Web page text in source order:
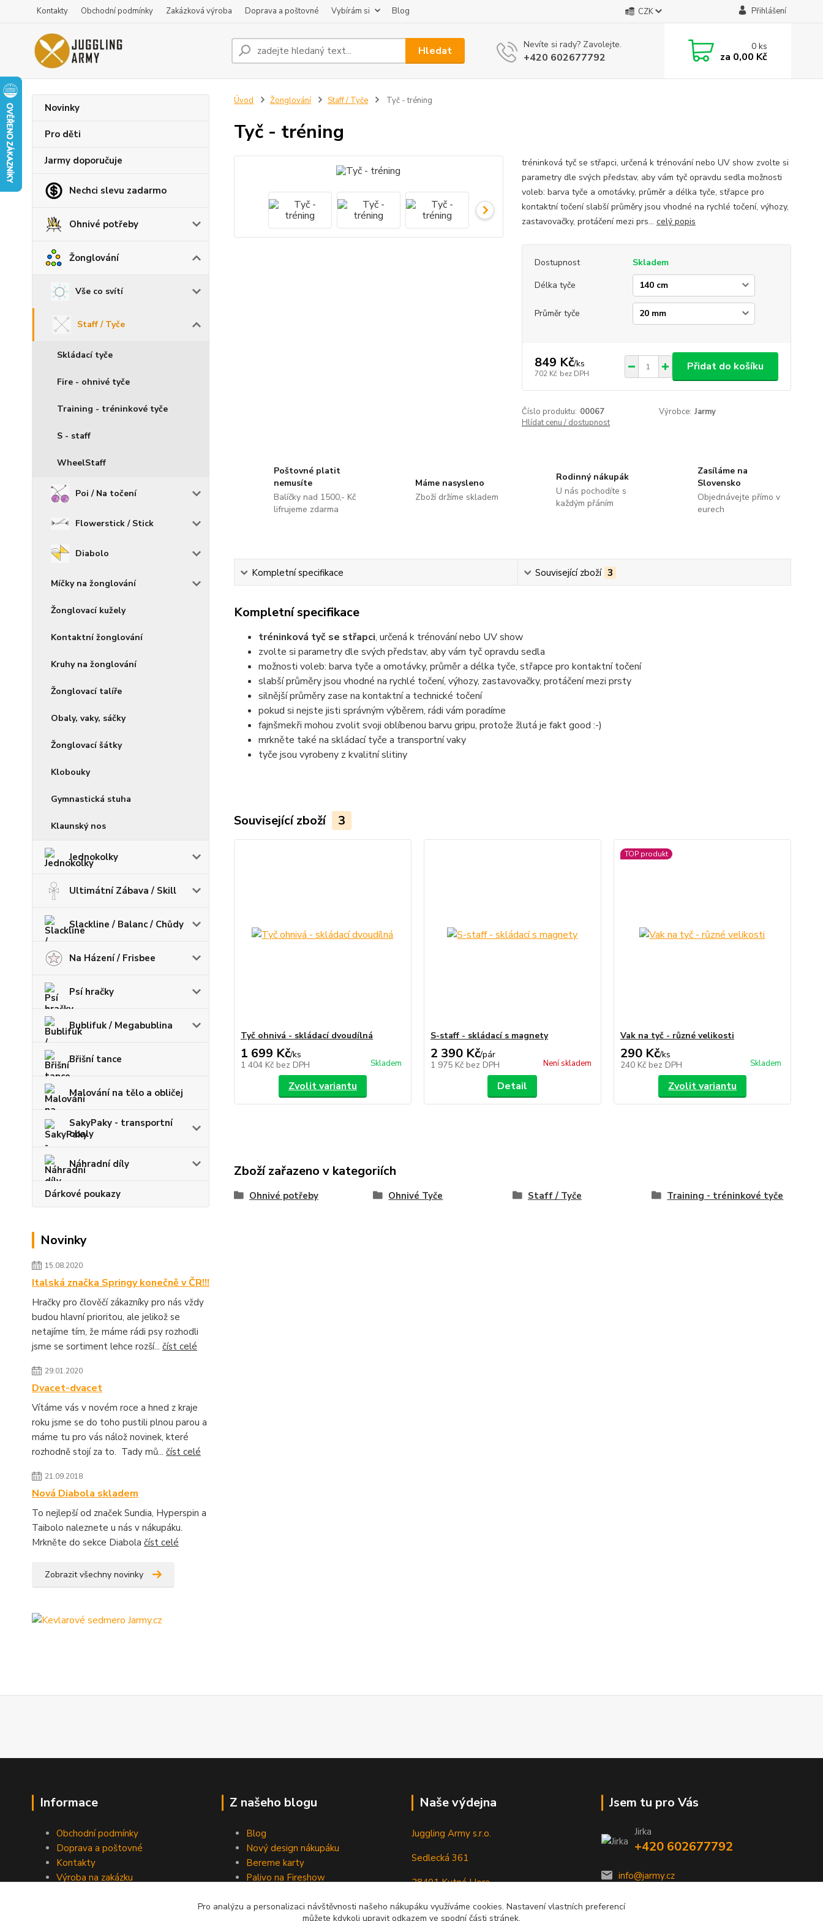
Kontakty Obchodní podmínky Zakázková výroba Doprava a poštovné Vybírám si Blog CZK Přihlášení
Hledat Nevíte si rady? Zavolejte.
+420 602677792
0ks
za 0,00 Kč
Novinky
Pro děti
Jarmy doporučuje
Nechci slevu zadarmo
Ohnivé potřeby
Žonglování
Vše co svítí
Staff / Tyče
Skládací tyče
Fire - ohnivé tyče
Training - tréninkové tyče
S - staff
WheelStaff
Poi / Na točení
Flowerstick / Stick
Diabolo
Míčky na žonglování
Žonglovací kužely
Kontaktní žonglování
Kruhy na žonglování
Žonglovací talíře
Obaly, vaky, sáčky
Žonglovací šátky
Klobouky
Gymnastická stuha
Klaunský nos
Jednokolky
Ultimátní Zábava / Skill
Slackline / Balanc / Chůdy
Na Házení / Frisbee
Psí hračky
Bublifuk / Megabublina
Břišní tance
Malování na tělo a obličej
SakyPaky - transportní
obaly
Náhradní díly
Dárkové poukazy
Novinky
15.08.2020
Italská značka Springy konečně v ČR!!!
Hračky pro člověčí zákazníky pro nás vždy
budou hlavní prioritou, ale jelikož se
netajíme tím, že máme rádi psy rozhodli
jsme se sortiment lehce rozší... číst celé
29.01.2020
Dvacet-dvacet
Vítáme vás v novém roce a hned z kraje
roku jsme se do toho pustili plnou parou a
máme tu pro vás nálož novinek, které
rozhodně stojí za to. Tady mů... číst celé
21.09.2018
Nová Diabola skladem
To nejlepší od značek Sundia, Hyperspin a
Taibolo naleznete u nás v nákupáku.
Mrkněte do sekce Diabola číst celé
Zobrazit všechny novinky
Úvod Žonglování Staff / Tyče Tyč - tréning
Tyč - tréning
tréninková tyč se střapci, určená k trénování nebo UV show zvolte si
parametry dle svých představ, aby vám tyč opravdu sedla možnosti
voleb: barva tyče a omotávky, průměr a délka tyče, střapce pro
kontaktní točení slabší průměry jsou vhodné na rychlé točení, výhozy,
zastavovačky, protáčení mezi prs... celý popis
Dostupnost
Skladem
Délka tyče
Průměr tyče
849 Kč/ks
702 Kč bez DPH
Přidat do košíku
Číslo produktu: 00067 Výrobce: Jarmy
Hlídat cenu / dostupnost
Poštovné platit
nemusíte
Balíčky nad 1500,- Kč
lifrujeme zdarma
Máme nasysleno
Zboží držíme skladem
Rodinný nákupák
U nás pochodíte s
každým přáním
Zasíláme na
Slovensko
Objednávejte přímo v
eurech
Kompletní specifikace Související zboží 3
Kompletní specifikace
tréninková tyč se střapci, určená k trénování nebo UV show
zvolte si parametry dle svých představ, aby vám tyč opravdu sedla
možnosti voleb: barva tyče a omotávky, průměr a délka tyče, střapce pro kontaktní točení
slabší průměry jsou vhodné na rychlé točení, výhozy, zastavovačky, protáčení mezi prsty
silnější průměry zase na kontaktní a technické točení
pokud si nejste jisti správným výběrem, rádi vám poradíme
fajnšmekři mohou zvolit svoji oblíbenou barvu gripu, protože žlutá je fakt good :-)
mrkněte také na skládací tyče a transportní vaky
tyče jsou vyrobeny z kvalitní slitiny
Související zboží 3
Tyč ohnivá - skládací dvoudílná
1 699 Kč/ks
1 404 Kč bez DPH Skladem
Zvolit variantu
S-staff - skládací s magnety
2 390 Kč/pár
1 975 Kč bez DPH Není skladem
Detail
TOP produkt
Vak na tyč - různé velikosti
290 Kč/ks
240 Kč bez DPH Skladem
Zvolit variantu
Zboží zařazeno v kategoriích
Ohnivé potřeby Ohnivé Tyče Staff / Tyče Training - tréninkové tyče
Informace
Obchodní podmínky
Doprava a poštovné
Kontakty
Výroba na zakázku
Z našeho blogu
Blog
Nový design nákupáku
Bereme karty
Palivo na Fireshow
Naše výdejna
Juggling Army s.r.o.
Sedlecká 361
28401 Kutná Hora
Jsem tu pro Vás
Jirka
+420 602677792
info@jarmy.cz
Pro analýzu a personalizaci návštěvnosti našeho nákupáku využíváme cookies. Nastavení vlastních preferencí
můžete kdykoli upravit odkazem ve spodní části stránek.